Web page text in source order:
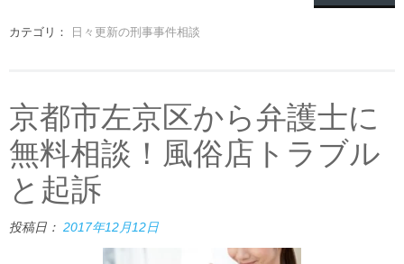
カテゴリ： 日々更新の刑事事件相談
京都市左京区から弁護士に
無料相談！風俗店トラブル
と起訴
投稿日： 2017年12月12日